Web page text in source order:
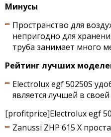
Минусы
Пространство для
непригодно для
труба занимает много
Рейтинг лучших
Electrolux egf 50250S
является лучшей в
[profitprice]Electrolux egf
Zanussi ZHP 615 X